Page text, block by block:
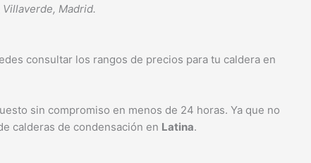
Villaverde, Madrid.
consultar los rangos de precios para tu caldera en
sin compromiso en menos de 24 horas. Ya que no
calderas de condensación en Latina.